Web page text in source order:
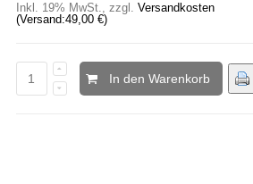
Inkl. 19% MwSt., zzgl. Versandkosten
(Versand:49,00 €)
In den Warenkorb